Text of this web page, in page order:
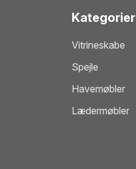
Kategorier
Vitrineskabe
Spejle
Havemøbler
Lædermøbler